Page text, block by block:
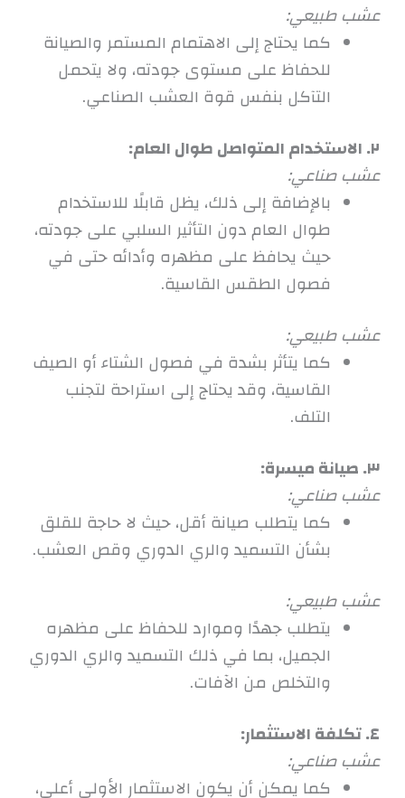
عشب طبيعي:
كما يحتاج إلى الاهتمام المستمر والصيانة
للحفاظ على مستوى جودته، ولا يتحمل
التآكل بنفس قوة العشب الصناعي.
٢. الاستخدام المتواصل طوال العام:
عشب صناعي:
بالإضافة إلى ذلك، يظل قابلًا للاستخدام
طوال العام دون التأثير السلبي على جودته،
حيث يحافظ على مظهره وأدائه حتى في
فصول الطقس القاسية.
عشب طبيعي:
كما يتأثر بشدة في فصول الشتاء أو الصيف
القاسية، وقد يحتاج إلى استراحة لتجنب
التلف.
٣. صيانة ميسرة:
عشب صناعي:
كما يتطلب صيانة أقل، حيث لا حاجة للقلق
بشأن التسميد والري الدوري وقص العشب.
عشب طبيعي:
يتطلب جهدًا وموارد للحفاظ على مظهره
الجميل، بما في ذلك التسميد والري الدوري
والتخلص من الآفات.
٤. تكلفة الاستثمار:
عشب صناعي:
كما يمكن أن يكون الاستثمار الأولي أعلى،